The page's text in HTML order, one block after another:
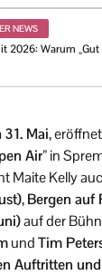
NEWS
2026: Warum
31. Mai,
Air”in
Maite Kelly
,Bergen auf
auf der
undTim
Auftritten